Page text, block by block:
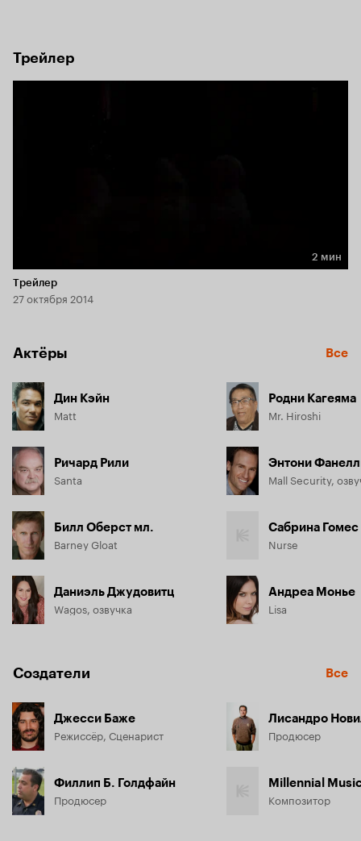
Трейлер
Длительность 2 мин
2 мин
Трейлер
27 октября 2014
Актёры Все
Дин Кэйн
Matt
Ричард Рили
Santa
Билл Оберст мл.
Barney Gloat
Даниэль Джудовитц
Wagos, озвучка
Родни Кагеяма
Mr. Hiroshi
Энтони
Mall Security,
Сабрина Гомес
Nurse
Андреа Монье
Lisa
Создатели Все
Джесси Баже
Режиссёр, Сценарист
Филлип Б. Голдфайн
Продюсер
Лисандро
Продюсер
Millennial
Композитор